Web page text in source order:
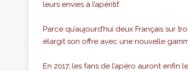
leurs envies à l’apéritif.
Parce qu’aujourd’hui deux Français sur
élargit son offre avec une nouvelle
En 2017, les fans de l’apéro auront